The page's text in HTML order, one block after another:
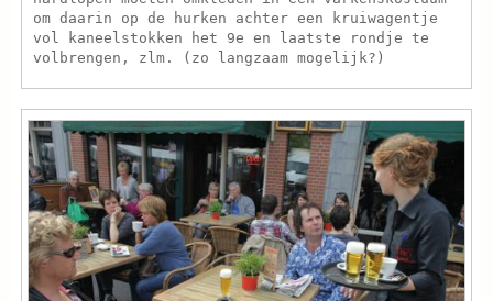
om daarin op de hurken achter een kruiwagentje
vol kaneelstokken het 9e en laatste rondje te
volbrengen, zlm. (zo langzaam mogelijk?)